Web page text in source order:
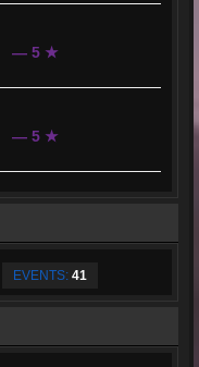
— 5 ★
— 5 ★
EVENTS: 41